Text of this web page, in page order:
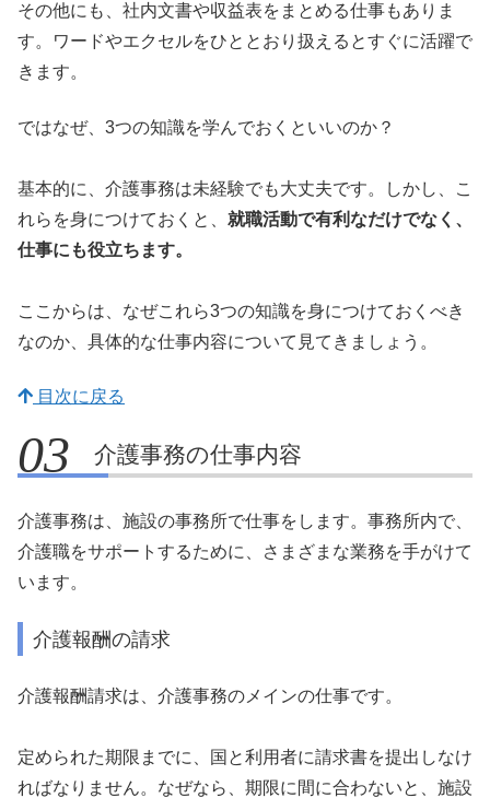
その他にも、社内文書や収益表をまとめる仕事もありま
す。ワードやエクセルをひととおり扱えるとすぐに活躍で
きます。
ではなぜ、3つの知識を学んでおくといいのか？
基本的に、介護事務は未経験でも大丈夫です。しかし、こ
れらを身につけておくと、 就職活動で有利なだけでなく、
仕事にも役立ちます。
ここからは、なぜこれら3つの知識を身につけておくべき
なのか、具体的な仕事内容について見てきましょう。
目次に戻る
介護事務の仕事内容
介護事務は、施設の事務所で仕事をします。事務所内で、
介護職をサポートするために、さまざまな業務を手がけて
います。
介護報酬の請求
介護報酬請求は、介護事務のメインの仕事です。
定められた期限までに、国と利用者に請求書を提出しなけ
ればなりません。なぜなら、期限に間に合わないと、施設